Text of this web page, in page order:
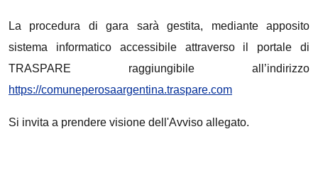
La procedura di gara sarà gestita, mediante apposito
sistema informatico accessibile attraverso il portale di
TRASPARE raggiungibile all’indirizzo
https://comuneperosaargentina.traspare.com
Si invita a prendere visione dell'Avviso allegato.